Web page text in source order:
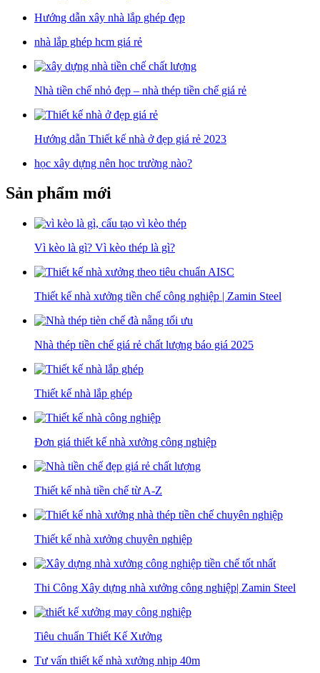
Hướng dẫn xây nhà lắp ghép đẹp
nhà lắp ghép hcm giá rẻ
Nhà tiền chế nhỏ đẹp – nhà thép tiền chế giá rẻ
Hướng dẫn Thiết kế nhà ở đẹp giá rẻ 2023
học xây dựng nên học trường nào?
Sản phẩm mới
Vì kèo là gì? Vì kèo thép là gì?
Thiết kế nhà xưởng tiền chế công nghiệp | Zamin Steel
Nhà thép tiền chế giá rẻ chất lượng báo giá 2025
Thiết kế nhà lắp ghép
Đơn giá thiết kế nhà xưởng công nghiệp
Thiết kế nhà tiền chế từ A-Z
Thiết kế nhà xưởng chuyên nghiệp
Thi Công Xây dựng nhà xưởng công nghiệp| Zamin Steel
Tiêu chuẩn Thiết Kế Xưởng
Tư vấn thiết kế nhà xưởng nhịp 40m